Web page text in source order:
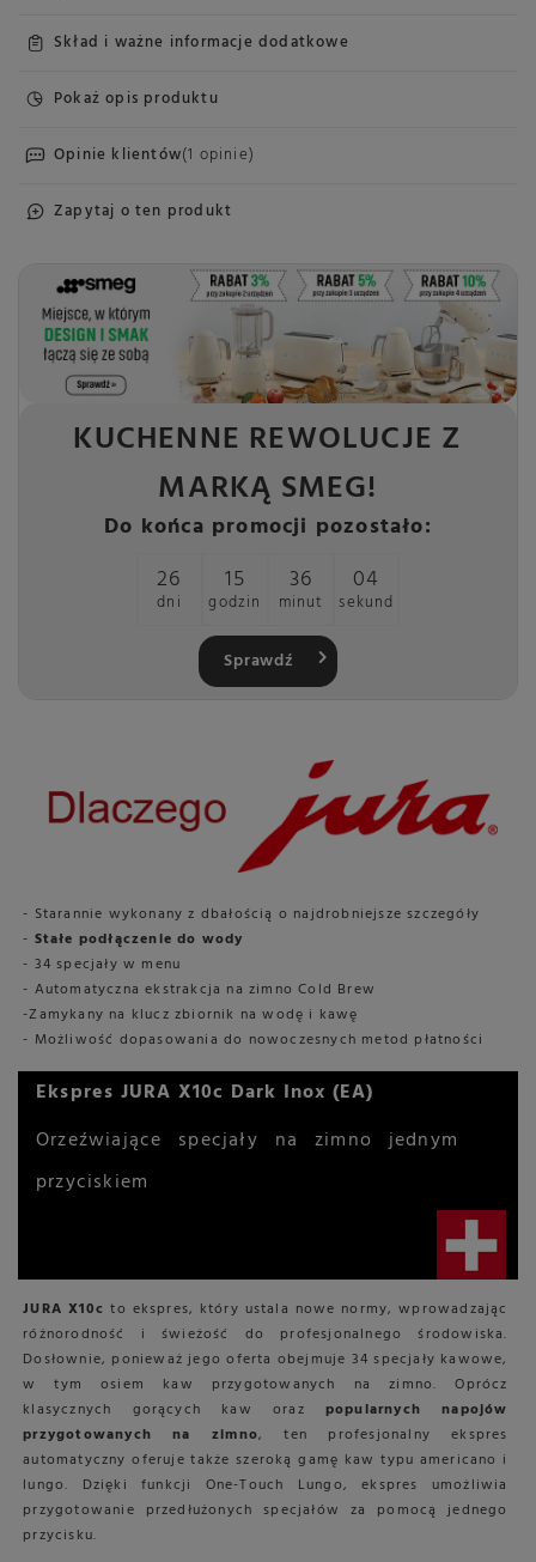
Skład i ważne informacje dodatkowe
Pokaż opis produktu
Opinie klientów(1 opinie)
Zapytaj o ten produkt
KUCHENNE REWOLUCJE Z
MARKĄ SMEG!
Do końca promocji pozostało:
26
dni
15
godzin
36
minut
03
sekund
Sprawdź
- Starannie wykonany z dbałością o najdrobniejsze szczegóły
- Stałe podłączenie do wody
- 34 specjały w menu
- Automatyczna ekstrakcja na zimno Cold Brew
-Zamykany na klucz zbiornik na wodę i kawę
- Możliwość dopasowania do nowoczesnych metod płatności
Ekspres JURA X10c Dark Inox (EA)
Orzeźwiające specjały na zimno jednym
przyciskiem
JURA X10c to ekspres, który ustala nowe normy, wprowadzając
różnorodność i świeżość do profesjonalnego środowiska.
Dosłownie, ponieważ jego oferta obejmuje 34 specjały kawowe,
w tym osiem kaw przygotowanych na zimno. Oprócz
klasycznych gorących kaw oraz popularnych napojów
przygotowanych na zimno, ten profesjonalny ekspres
automatyczny oferuje także szeroką gamę kaw typu americano i
lungo. Dzięki funkcji One-Touch Lungo, ekspres umożliwia
przygotowanie przedłużonych specjałów za pomocą jednego
przycisku.